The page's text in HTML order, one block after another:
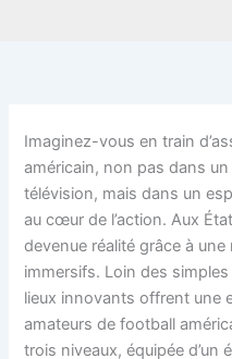
Imaginez-vous en train
américain, non pas dans
télévision, mais dans un
au cœur de l’action. Aux
devenue réalité grâce à
immersifs. Loin des
lieux innovants offrent une
amateurs de football
trois niveaux, équipée d’un